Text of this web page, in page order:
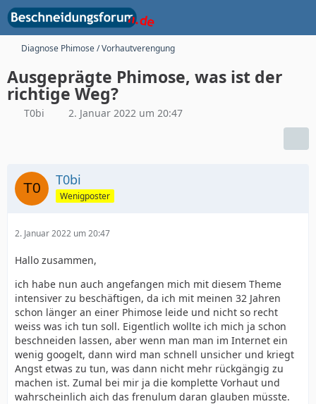
Diagnose Phimose / Vorhautverengung
Ausgeprägte Phimose, was ist der
richtige Weg?
T0bi 2. Januar 2022 um 20:47
T0bi
Wenigposter
2. Januar 2022 um 20:47
Hallo zusammen,
ich habe nun auch angefangen mich mit diesem Theme
intensiver zu beschäftigen, da ich mit meinen 32 Jahren
schon länger an einer Phimose leide und nicht so recht
weiss was ich tun soll. Eigentlich wollte ich mich ja schon
beschneiden lassen, aber wenn man man im Internet ein
wenig googelt, dann wird man schnell unsicher und kriegt
Angst etwas zu tun, was dann nicht mehr rückgängig zu
machen ist. Zumal bei mir ja die komplette Vorhaut und
wahrscheinlich aich das frenulum daran glauben müsste.